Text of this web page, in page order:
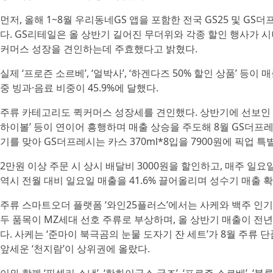
먼저, 올해 1~8월 우리동네GS 앱을 포함한 전국 GS25 및 GS
다. GS리테일은 올 상반기 길어진 무더위와 각종 할인 행사가
커머스 성장을 견인하는데 주효했다고 밝혔다.
실제 ‘프로즌 소르베’, ‘얼박사’, ‘하겐다즈 50% 할인 상품’ 등
중 빙과·음료 비중이 45.9%에 달했다.
주류 카테고리도 퀵커머스 성장세를 견인했다. 상반기에 선보인
하이볼’ 등이 연이어 흥행하며 매출 상승을 주도해 8월 GS더
기를 맞아 GS더프레시는 카스 370ml*8입을 7900원에 픽업 특
2만원 이상 주문 시 상시 배달비 3000원을 할인하고, 매주 일요
역시 전월 대비 일요일 매출을 41.6% 끌어올리며 성수기 매출
주류 스마트오더 플랫폼 ‘와인25플러스’에서는 사케와 백주
두 품목이 MZ세대 선호 주류로 부상하며, 올 상반기 매출이 전
다. 사케는 ‘준마이 북극곰의 눈물 도자기 잔 세트’가 8월 주류
앞세운 ‘천지람’이 상위권에 올랐다.